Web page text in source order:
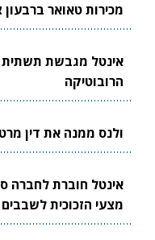
מכירות טאואר ברבעון
אינטל מגבשת תשתית
הרובוטיקה
ולנס ממנה את דין
אינטל חוברת לחברה
מצעי הזכוכית לשבבים